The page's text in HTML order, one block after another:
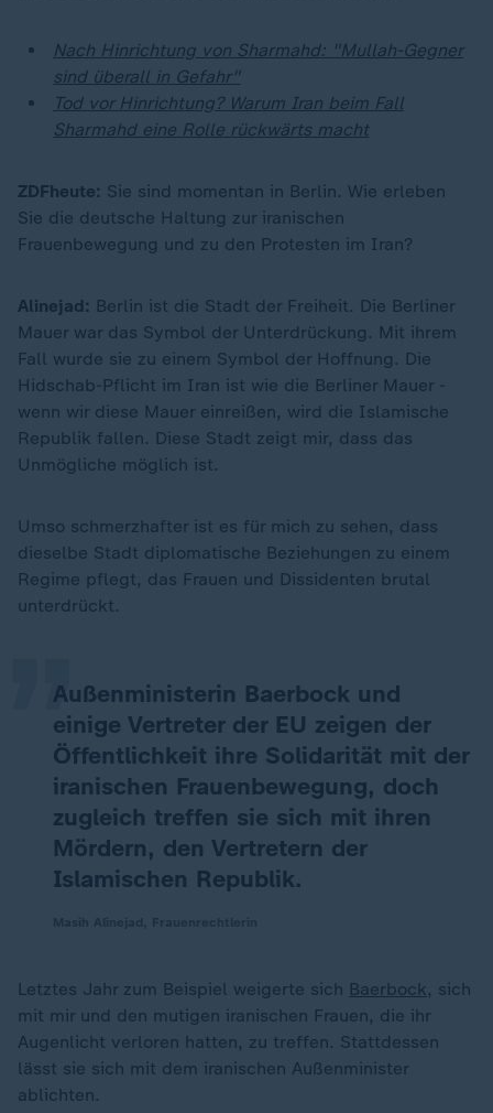
Nach Hinrichtung von Sharmahd: "Mullah-Gegner
sind überall in Gefahr"
Tod vor Hinrichtung? Warum Iran beim Fall
Sharmahd eine Rolle rückwärts macht
ZDFheute: Sie sind momentan in Berlin. Wie erleben
Sie die deutsche Haltung zur iranischen
Frauenbewegung und zu den Protesten im Iran?
Alinejad: Berlin ist die Stadt der Freiheit. Die Berliner
Mauer war das Symbol der Unterdrückung. Mit ihrem
Fall wurde sie zu einem Symbol der Hoffnung. Die
Hidschab-Pflicht im Iran ist wie die Berliner Mauer -
wenn wir diese Mauer einreißen, wird die Islamische
Republik fallen. Diese Stadt zeigt mir, dass das
Unmögliche möglich ist.
Umso schmerzhafter ist es für mich zu sehen, dass
dieselbe Stadt diplomatische Beziehungen zu einem
Regime pflegt, das Frauen und Dissidenten brutal
unterdrückt.
Außenministerin Baerbock und
einige Vertreter der EU zeigen der
Öffentlichkeit ihre Solidarität mit der
iranischen Frauenbewegung, doch
zugleich treffen sie sich mit ihren
Mördern, den Vertretern der
Islamischen Republik.
„
Letztes Jahr zum Beispiel weigerte sich Baerbock, sich
mit mir und den mutigen iranischen Frauen, die ihr
Augenlicht verloren hatten, zu treffen. Stattdessen
lässt sie sich mit dem iranischen Außenminister
ablichten.